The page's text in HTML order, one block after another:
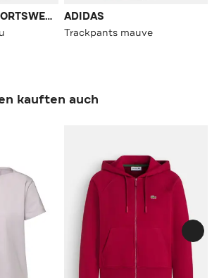
J.LINDEBERG SPORTSWEAR ADIDAS
Trackpants mauve
kauften auch